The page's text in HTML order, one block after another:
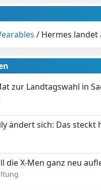
/ Hermes landet
zur Landtagswahl in
ändert sich: Das
die X-Men ganz neu